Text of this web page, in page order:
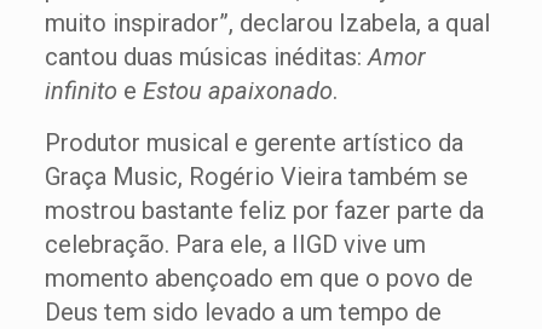
muito inspirador”, declarou Izabela, a qual
cantou duas músicas inéditas:Amor
infinito e Estou apaixonado.
Produtor musical e gerente artístico da
Graça Music, Rogério Vieira também se
mostrou bastante feliz por fazer parte da
celebração. Para ele, a IIGD vive um
momento abençoado em que o povo de
Deus tem sido levado a um tempo de